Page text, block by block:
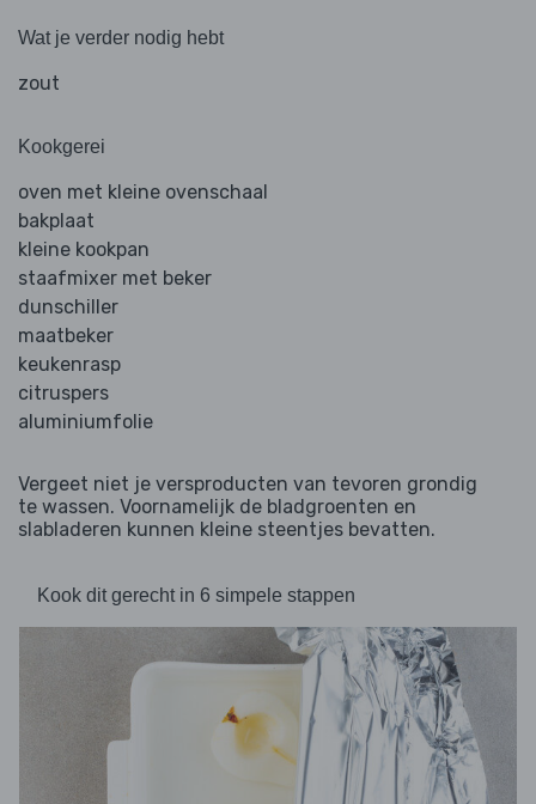
Wat je verder nodig hebt
zout
Kookgerei
oven met kleine ovenschaal
bakplaat
kleine kookpan
staafmixer met beker
dunschiller
maatbeker
keukenrasp
citruspers
aluminiumfolie
Vergeet niet je versproducten van tevoren grondig
te wassen. Voornamelijk de bladgroenten en
slabladeren kunnen kleine steentjes bevatten.
Kook dit gerecht in 6 simpele stappen